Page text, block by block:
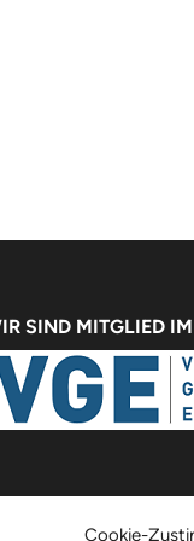
Cookie-
SIND MITGLIED IM